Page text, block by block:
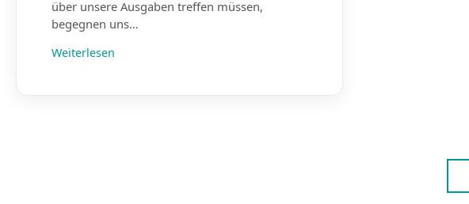
über unsere Ausgaben treffen müssen,
begegnen uns…
Weiterlesen